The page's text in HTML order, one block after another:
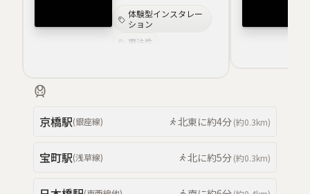
体験型インスタレー
ション
魔法性
コラボレーション
京橋駅(銀座線) 北東に約4分(約0.3km)
宝町駅(浅草線) 北に約5分(約0.3km)